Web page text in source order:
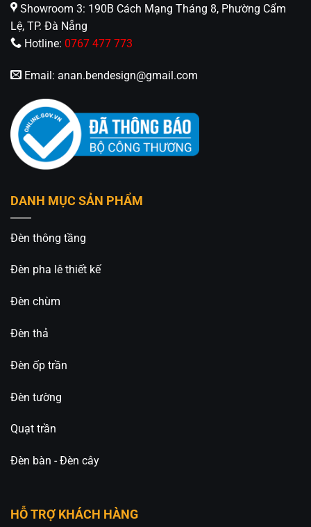
Kết luận
Đèn thả trần trang trí hiện đại TCA-92B
sống thành nơi vừa ấm áp vừa đẳng cấp. Với thiết
phẩm hứa hẹn sẽ là điểm nhấn khó quên trong mọi
không gian.
Liên hệ ngay để đặt hàng, ưu tiên khách hàng gọi
Đèn Trang Trí An An Decor
và giá thành tốt nhất trên thị trường.
🏢CN 1: 514 Nguyễn Oanh, Phường An Nhơn, TP.
Showroom 3: 190B Cách Mạng Tháng 8, Phường Cẩm
Lệ, TP. Đà Nẵng
Hotline: 0767 477 773
Email: anan.bendesign@gmail.com
DANH MỤC SẢN PHẨM
Đèn thông tầng
Đèn pha lê thiết kế
Đèn chùm
Đèn thả
Đèn ốp trần
Đèn tường
Quạt trần
Đèn bàn - Đèn cây
HỖ TRỢ KHÁCH HÀNG